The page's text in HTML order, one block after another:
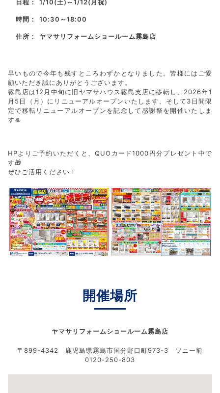
日程： 1/10(土)～1/12(月祝)
時間： 10:30～18:00
住所： ヤマサリフォームショールーム霧島店
早いもので今年も残すところわずかとなりました。皆様にはご愛
顧いただき誠にありがとうございます。
霧島店は12月中旬に旧ヤマサハウス霧島支店に移転し、2026年1
月5日（月）にリニューアルオープンいたします。そして3日間限
定で移転リニューアルオープンを記念して感謝祭を開催いたしま
す🎍
HPよりご予約いただくと、QUOカード1000円分プレゼント中で
す🎁
ぜひご活用ください！
開催場所
ヤマサリフォームショールーム霧島店
〒899-4342 鹿児島県霧島市国分野口町973-3 ソニー前
0120-250-803